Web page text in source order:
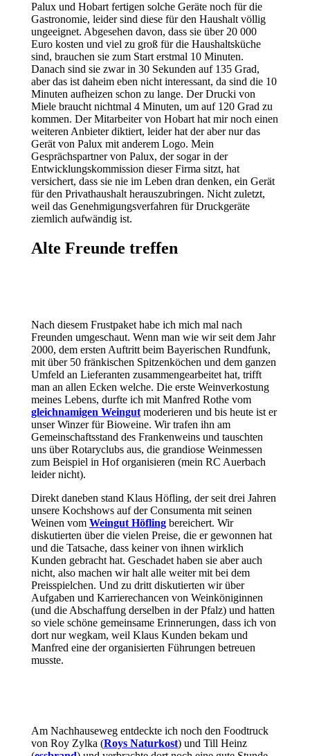
Palux und Hobart fertigen solche Geräte noch für die
Gastronomie, leider sind diese für den Haushalt völlig
ungeeignet. Abgesehen davon, dass sie über 20 000
Euro kosten und viel zu groß für die Haushaltsküche
sind, brauchen sie zum Start erstmal 10 Minuten.
Danach sind sie zwar in 30 Sekunden auf 135 Grad,
aber das ist daheim eben nicht interessant, da sind die 10
Minuten aufheizen schon zu lange. Der Drucki von
Miele braucht nichtmal 4 Minuten, um auf 120 Grad zu
kommen. Der Mitarbeiter von Hobart hat mir noch einen
weiteren Anbieter diktiert, leider hat der aber nur das
Gerät von Palux mit anderem Logo. Mein
Gesprächspartner von Palux, der sogar in der
Entwicklungskommission dieser Firma sitzt, hat
versichert, dass sie nie im Leben dran denken, ein Gerät
für den Privathaushalt herauszubringen. Nicht zuletzt,
weil das Genehmigungsverfahren für Druckgeräte
ziemlich aufwändig ist.
Alte Freunde treffen
Nach diesem Frustpaket habe ich mich mal nach
Freunden umgeschaut. Wenn man wie wir seit dem Jahr
2000, dem ersten Auftritt beim Bayerischen Rundfunk,
mit über 50 fränkischen Spitzenköchen und dem ganzen
Umfeld an Lieferanten zusammengearbeitet hat, trifft
man an allen Ecken welche. Die erste Weinverkostung
meines Lebens, durfte ich mit Manfred Rothe vom
gleichnamigen Weingutmoderieren und bis heute ist er
unser Winzer für Bioweine. Wir trafen ihn am
Gemeinschaftsstand des Frankenweins und tauschten
uns über Rotaryclubs aus, die grandiose Weinmessen
zum Beispiel in Hof organisieren (mein RC Auerbach
leider nicht).
Direkt daneben stand Klaus Höfling, der seit drei Jahren
unsere Kochshows auf der Consumenta mit seinen
Weinen vom Weingut Höfling bereichert. Wir
diskutierten über die vielen Preise, die er gewonnen hat
und die Tatsache, dass keiner von ihnen wirklich
Kunden gebracht hat. Geschadet haben sie aber auch
nicht, also machen wir halt alle weiter mit bei dem
Preisspielchen. Und zu dritt diskutierten wir über
Aufgaben und Karrierechancen von Weinköniginnen
(und die Abschaffung derselben in der Pfalz) und hatten
so viele schöne gemeinsame Erinnerungen, dass ich von
dort nur wegkam, weil Klaus Kunden bekam und
Manfred eine der organisierten Führungen betreuen
musste.
Am Nachhauseweg entdeckte ich noch den Foodtruck
von Roy Zylka (Roys Naturkost) und Till Heinz